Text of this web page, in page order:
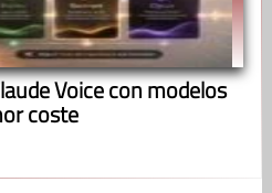
Voice con modelos
coste